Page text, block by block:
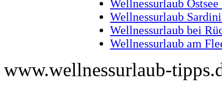
Wellnessurlaub
Wellnessurlaub
Wellnessurlaub bei
Wellnessurlaub am
www.wellnessurlaub-